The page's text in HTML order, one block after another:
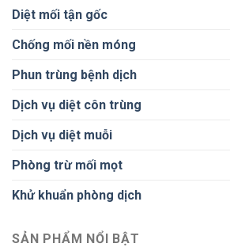
Diệt mối tận gốc
Chống mối nền móng
Phun trùng bệnh dịch
Dịch vụ diệt côn trùng
Dịch vụ diệt muỗi
Phòng trừ mối mọt
Khử khuẩn phòng dịch
SẢN PHẨM NỔI BẬT